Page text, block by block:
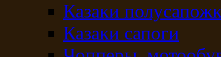
Казаки
Казаки сапоги